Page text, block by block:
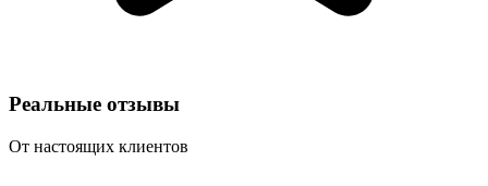
Реальные отзывы
От настоящих клиентов